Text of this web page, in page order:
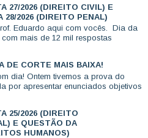
27/2026 (DIREITO CIVIL) E
28/2026 (DIREITO PENAL)
Eduardo aqui com vocês. Dia da
mais de 12 mil respostas
DE CORTE MAIS BAIXA!
dia! Ontem tivemos a prova do
por apresentar enunciados objetivos
25/2026 (DIREITO
E QUESTÃO DA
HUMANOS)